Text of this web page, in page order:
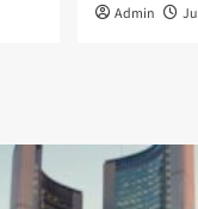
Admin